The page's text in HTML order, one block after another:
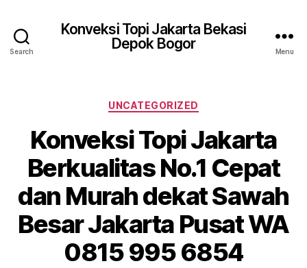
Search
Konveksi Topi Jakarta Bekasi
Depok Bogor
Menu
Categories
UNCATEGORIZED
Konveksi Topi Jakarta
Berkualitas No.1 Cepat
dan Murah dekat Sawah
Besar Jakarta Pusat WA
0815 995 6854